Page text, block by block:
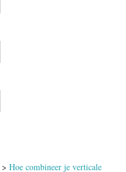
>Hoe combineer je verticale